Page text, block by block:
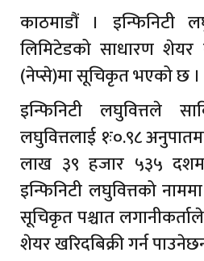
काठमाडौं । इन्फिनिटी
लिमिटेडको साधारण
(नेप्से)मा सूचिकृत भएको छ ।
इन्फिनिटी लघुवित्तले
लघुवित्तलाई १ः०.९८
लाख ३९ हजार ५३५
इन्फिनिटी लघुवित्तको
सूचिकृत पश्चात
शेयर खरिदबिक्री गर्न